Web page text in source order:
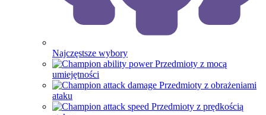
Najczęstsze wybory
Przedmioty z mocą
umiejętności
Przedmioty z obrażeniami
ataku
Przedmioty z prędkością